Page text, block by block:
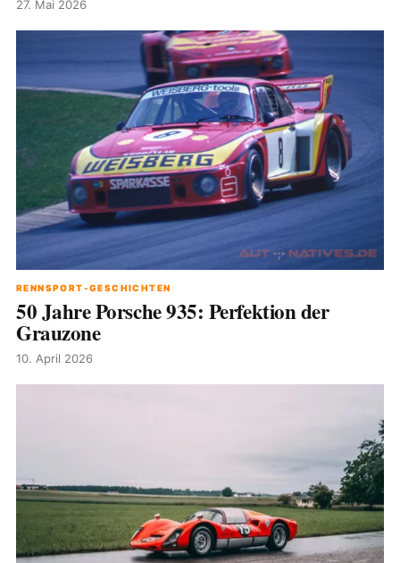
27. Mai 2026
RENNSPORT-GESCHICHTEN
50 Jahre Porsche 935: Perfektion der
Grauzone
10. April 2026